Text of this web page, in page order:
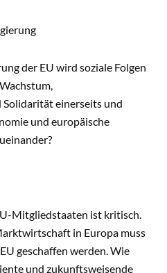
der EU wird soziale Folgen
einerseits und
und europäische
Mitgliedstaaten ist kritisch.
in Europa muss
geschaffen werden. Wie
und zukunftsweisende